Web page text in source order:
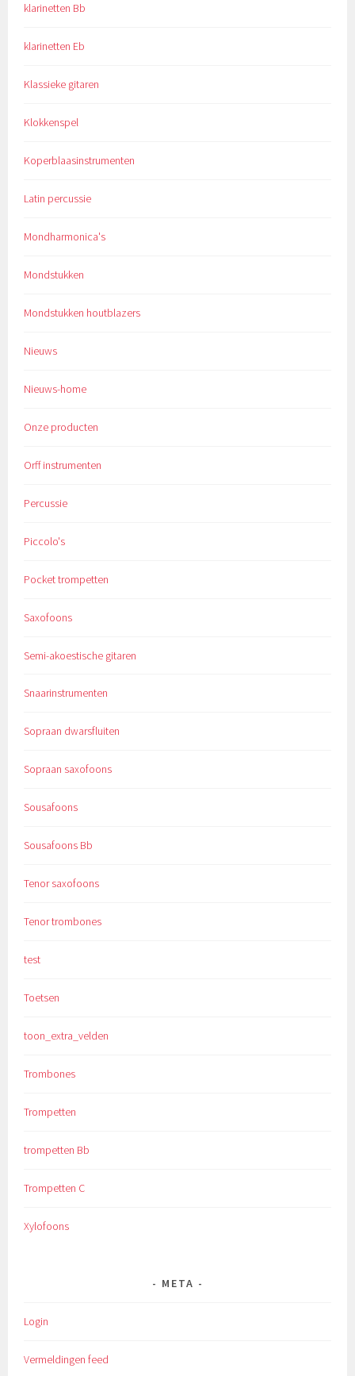
klarinetten Bb
klarinetten Eb
Klassieke gitaren
Klokkenspel
Koperblaasinstrumenten
Latin percussie
Mondharmonica's
Mondstukken
Mondstukken houtblazers
Nieuws
Nieuws-home
Onze producten
Orff instrumenten
Percussie
Piccolo's
Pocket trompetten
Saxofoons
Semi-akoestische gitaren
Snaarinstrumenten
Sopraan dwarsfluiten
Sopraan saxofoons
Sousafoons
Sousafoons Bb
Tenor saxofoons
Tenor trombones
test
Toetsen
toon_extra_velden
Trombones
Trompetten
trompetten Bb
Trompetten C
Xylofoons
META
Login
Vermeldingen feed